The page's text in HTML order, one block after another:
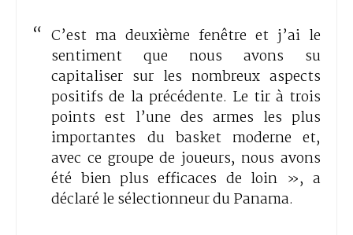
C’est ma deuxième fenêtre et j’ai le
sentiment que nous avons su
capitaliser sur les nombreux aspects
positifs de la précédente. Le tir à trois
points est l’une des armes les plus
importantes du basket moderne et,
avec ce groupe de joueurs, nous avons
été bien plus efficaces de loin », a
déclaré le sélectionneur du Panama.